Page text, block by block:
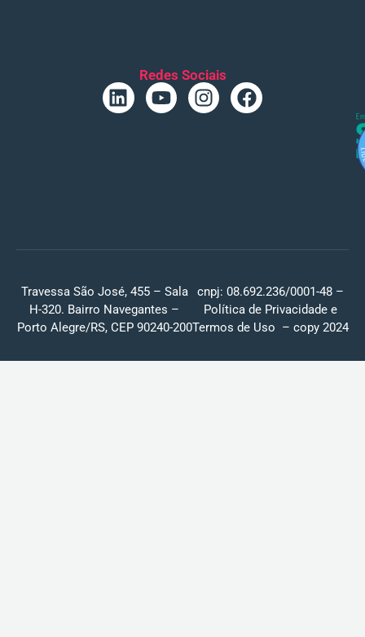
Redes Sociais
Travessa São José, 455 – Sala
H-320. Bairro Navegantes –
Porto Alegre/RS, CEP 90240-200
cnpj: 08.692.236/0001-48 –
Política de Privacidade e
Termos de Uso – copy 2024